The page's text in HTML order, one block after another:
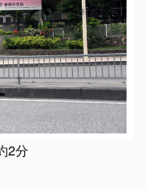
2分